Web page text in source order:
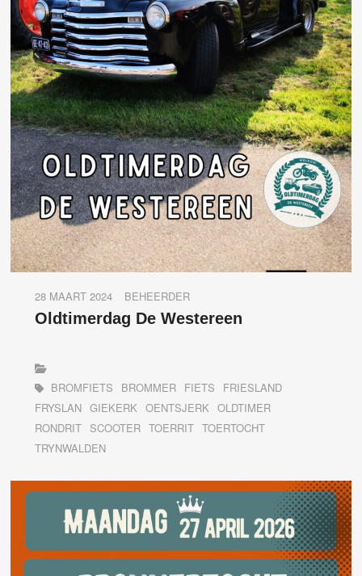
28 MAART 2024 BEHEERDER
Oldtimerdag De Westereen
BROMFIETS BROMMER FIETS
FRIESLAND
FRYSLAN GIEKERK OENTSJERK
OLDTIMER
RONDRIT SCOOTER TOERRIT TOERTOCHT
TRYNWALDEN